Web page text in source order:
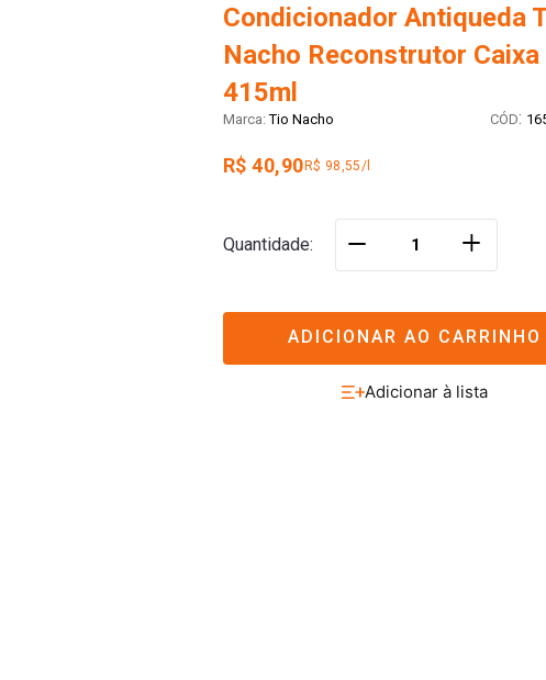
Condicionador Antiqueda
Nacho Reconstrutor Caixa
415ml
Tio Nacho :
R$ 40,90R$ 98,55/l
Quantidade ＋
ADICIONAR AO CARRINHO